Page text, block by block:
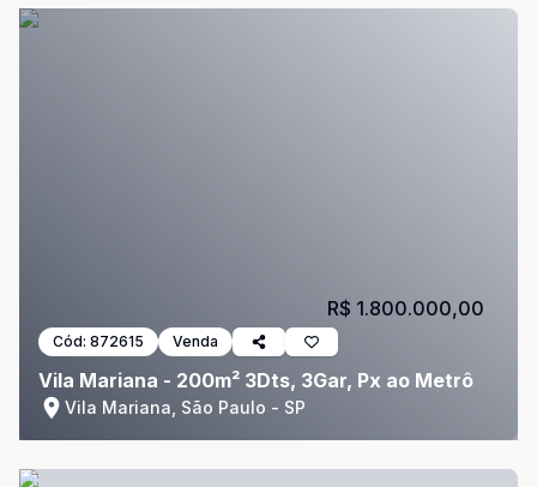
Cód: 872615 Venda
Vila Mariana - 200m² 3Dts, 3Gar, Px ao Metrô
Vila Mariana, São Paulo - SP
R$ 1.800.000,00